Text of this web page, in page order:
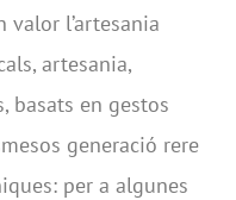
valor l’artesania
artesania,
basats en gestos
generació rere
per a algunes